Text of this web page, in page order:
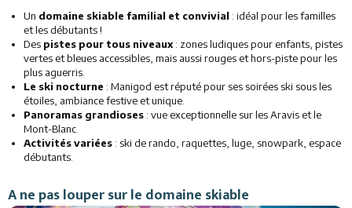
Un domaine skiable familial et convivial : idéal pour les familles
et les débutants !
Des pistes pour tous niveaux : zones ludiques pour enfants, pistes
vertes et bleues accessibles, mais aussi rouges et hors-piste pour les
plus aguerris.
Le ski nocturne : Manigod est réputé pour ses soirées ski sous les
étoiles, ambiance festive et unique.
Panoramas grandioses : vue exceptionnelle sur les Aravis et le
Mont-Blanc.
Activités variées : ski de rando, raquettes, luge, snowpark, espace
débutants.
A ne pas louper sur le domaine skiable